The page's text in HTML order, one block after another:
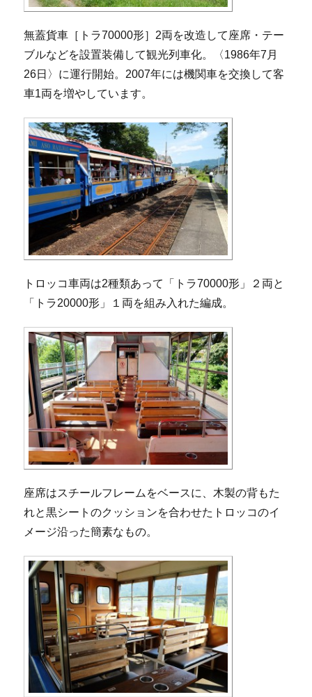
無蓋貨車［トラ70000形］2両を改造して座席・テー
ブルなどを設置装備して観光列車化。〈1986年7月
26日〉に運行開始。2007年には機関車を交換して客
車1両を増やしています。
トロッコ車両は2種類あって「トラ70000形」２両と
「トラ20000形」１両を組み入れた編成。
座席はスチールフレームをベースに、木製の背もた
れと黒シートのクッションを合わせたトロッコのイ
メージ沿った簡素なもの。